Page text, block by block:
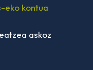
eko kontua
askoz